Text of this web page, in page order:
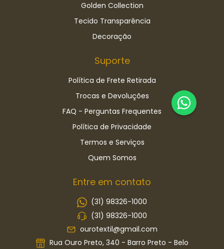
Golden Collection
Tecido Transparência
Decoração
Suporte
Política de Frete Retirada
Trocas e Devoluções
FAQ - Perguntas Frequentes
Política de Privacidade
Termos e Serviços
Quem Somos
Entre em contato
(31) 98326-1000
(31) 98326-1000
ourotextil@gmail.com
Rua Ouro Preto, 340 - Barro Preto - Belo